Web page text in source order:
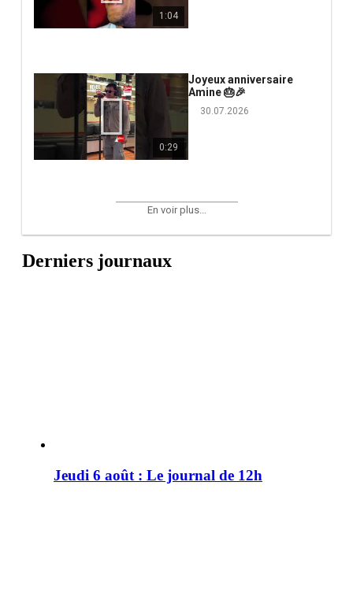
1:04
0:29
Joyeux anniversaire
Amine 🎂🎉
30.07.2026
En voir plus...
Derniers journaux
Jeudi 6 août : Le journal de 12h